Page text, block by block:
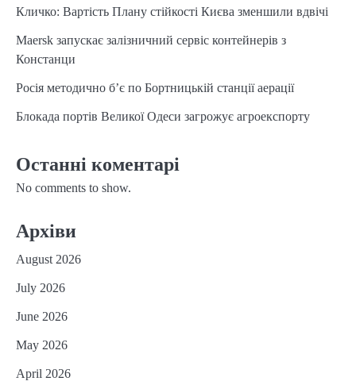
Кличко: Вартість Плану стійкості Києва зменшили вдвічі
Maersk запускає залізничний сервіс контейнерів з
Констанци
Росія методично б’є по Бортницькій станції аерації
Блокада портів Великої Одеси загрожує агроекспорту
Останні коментарі
No comments to show.
Архіви
August 2026
July 2026
June 2026
May 2026
April 2026